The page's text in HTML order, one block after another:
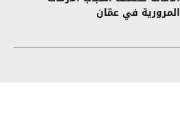
المرورية في عمّان